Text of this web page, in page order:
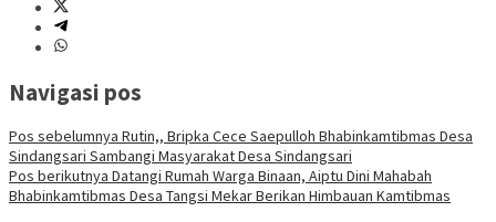
Navigasi pos
Pos sebelumnya Rutin,, Bripka Cece Saepulloh Bhabinkamtibmas Desa
Sindangsari Sambangi Masyarakat Desa Sindangsari
Pos berikutnya Datangi Rumah Warga Binaan, Aiptu Dini Mahabah
Bhabinkamtibmas Desa Tangsi Mekar Berikan Himbauan Kamtibmas